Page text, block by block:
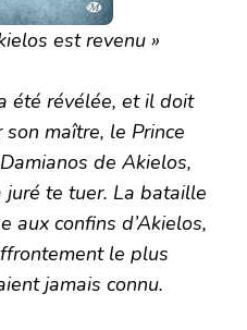
est revenu »
été révélée, et il doit
maître, le Prince
de Akielos,
juré te tuer. La bataille
aux confins d’Akielos,
le plus
jamais connu.